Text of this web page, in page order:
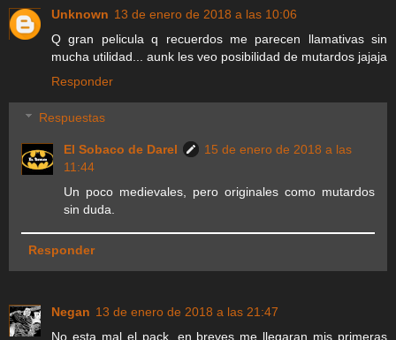
Unknown 13 de enero de 2018 a las 10:06
Q gran pelicula q recuerdos me parecen llamativas sin
mucha utilidad... aunk les veo posibilidad de mutardos jajaja
Responder
Respuestas
El Sobaco de Darel
15 de enero de 2018 a las
11:44
Un poco medievales, pero originales como mutardos
sin duda.
Responder
Negan 13 de enero de 2018 a las 21:47
No esta mal el pack, en breves me llegaran mis primeras